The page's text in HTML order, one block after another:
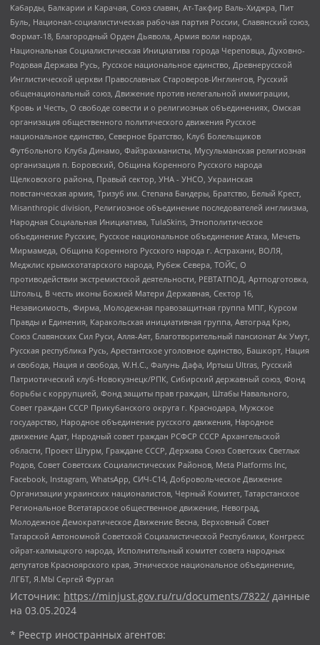
Кабарды, Балкарии и Карачая, Союз славян, Ат-Такфир Валь-Хиджра, Пит
Буль, Национал-социалистическая рабочая партия России, Славянский союз,
Формат-18, Благородный Орден Дьявола, Армия воли народа,
Национальная Социалистическая Инициатива города Череповца, Духовно-
Родовая Держава Русь, Русское национальное единство, Древнерусской
Инглистической церкви Православных Староверов-Инглингов, Русский
общенациональный союз, Движение против нелегальной иммиграции,
Кровь и Честь, О свободе совести и о религиозных объединениях, Омская
организация общественного политического движения Русское
национальное единство, Северное Братство, Клуб Болельщиков
Футбольного Клуба Динамо, Файзрахманисты, Мусульманская религиозная
организация п. Боровский, Община Коренного Русского народа
Щелковского района, Правый сектор, УНА - УНСО, Украинская
повстанческая армия, Тризуб им. Степана Бандеры, Братство, Белый Крест,
Misanthropic division, Религиозное объединение последователей инглиизма,
Народная Социальная Инициатива, TulaSkins, Этнополитическое
объединение Русские, Русское национальное объединение Атака, Мечеть
Мирмамеда, Община Коренного Русского народа г. Астрахани, ВОЛЯ,
Меджлис крымскотатарского народа, Рубеж Севера, ТОЙС, О
противодействии экстремистской деятельности, РЕВТАТПОД, Артподготовка,
Штольц, В честь иконы Божией Матери Державная, Сектор 16,
Независимость, Фирма, Молодежная правозащитная группа МПГ, Курсом
Правды и Единения, Каракольская инициативная группа, Автоград Крю,
Союз Славянских Сил Руси, Алля-Аят, Благотворительный пансионат Ак Умут,
Русская республика Русь, Арестантское уголовное единство, Башкорт, Нация
и свобода, Нация и свобода, W.H.С., Фалунь Дафа, Иртыш Ultras, Русский
Патриотический клуб-Новокузнецк/РПК, Сибирский державный союз, Фонд
борьбы с коррупцией, Фонд защиты прав граждан, Штабы Навального,
Совет граждан СССР Прикубанского округа г. Краснодара, Мужское
государство, Народное объединение русского движения, Народное
движение Адат, Народный совет граждан РСФСР СССР Архангельской
области, Проект Штурм, Граждане СССР, Держава Союз Советских Светлых
Родов, Совет Советских Социалистических Районов, Meta Platforms Inc,
Facebook, Instagram, WhatsApp, СИЧ-С14, Добровольческое Движение
Организации украинских националистов, Черный Комитет, Татарстанское
Региональное Всетатарское общественное движение, Невоград,
Молодежное Демократическое Движение Весна, Верховный Совет
Татарской Автономной Советской Социалистической Республики, Конгресс
ойрат-калмыцкого народа, Исполнительный комитет совета народных
депутатов Красноярского края, Этническое национальное объединение,
ЛГБТ, Я.МЫ Сергей Фургал
Источник: https://minjust.gov.ru/ru/documents/7822/ данные
на 03.05.2024
* Реестр иностранных агентов: